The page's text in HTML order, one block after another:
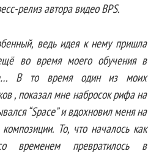
релиз автора видео BPS.
ведь идея к нему пришла
во время моего обучения в
В то время один из моих
, показал мне набросок рифа на
“Space” и вдохновил меня на
То, что началось как
временем превратилось в